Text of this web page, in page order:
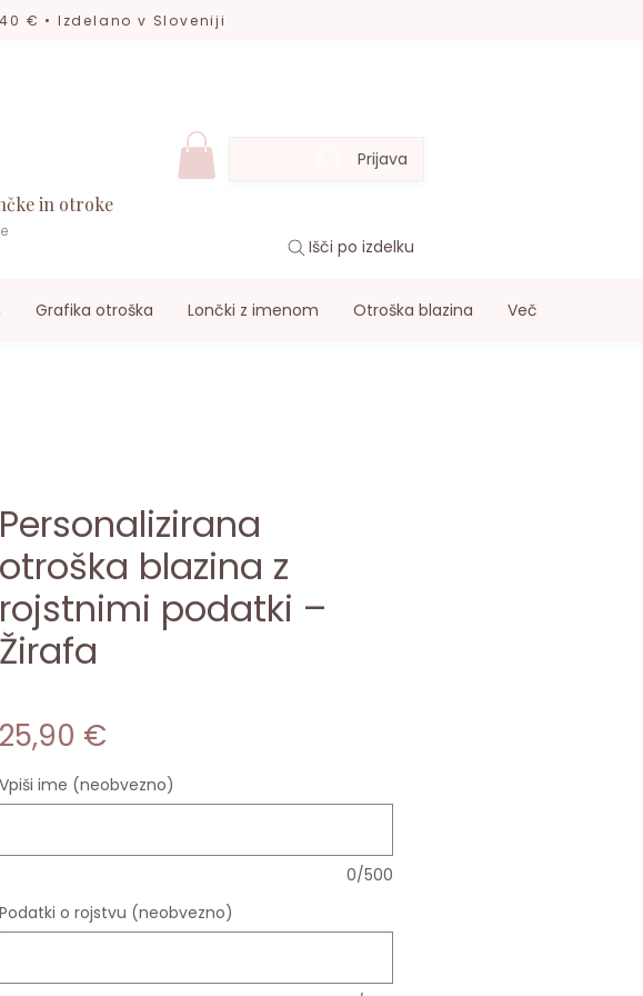
€ • Izdelano v Sloveniji
in otroke
Prijava
Išči po izdelku
Grafika otroška Lončki z imenom Otroška blazina Več
Personalizirana
otroška blazina z
rojstnimi podatki –
Žirafa
25,90 €Price
Vpiši ime (neobvezno)
0/500
Podatki o rojstvu (neobvezno)